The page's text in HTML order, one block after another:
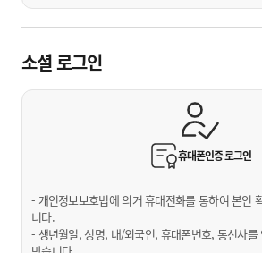
소셜 로그인
휴대폰인증로그인
- 개인정보보호법에 의거 휴대전화를 통하여 본인
니다.
- 생년월일, 성명, 내/외국인, 휴대폰번호, 통신사를